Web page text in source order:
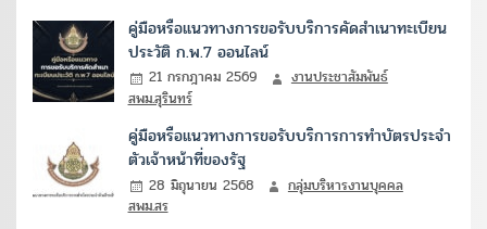
คู่มือหรือแนวทางการขอรับบริการคัดสำเนาทะเบียน
ประวัติ ก.พ.7 ออนไลน์
21 กรกฎาคม 2569
งานประชาสัมพันธ์
สพม.สุรินทร์
คู่มือหรือแนวทางการขอรับบริการการทำบัตรประจำ
ตัวเจ้าหน้าที่ของรัฐ
28 มิถุนายน 2568
กลุ่มบริหารงานบุคคล
สพม.สร